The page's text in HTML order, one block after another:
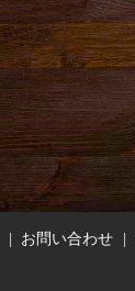
お問い合わせ